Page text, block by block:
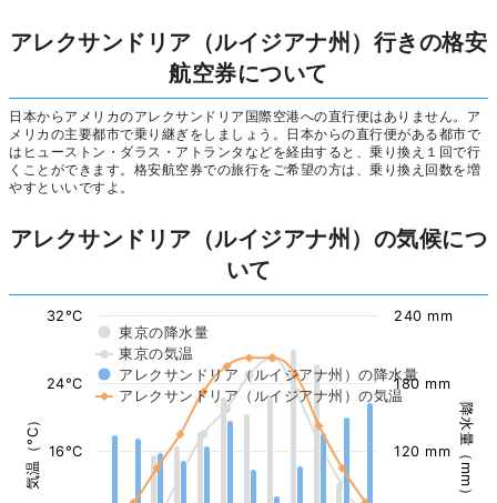
アレクサンドリア（ルイジアナ州）行きの格安
航空券について
日本からアメリカのアレクサンドリア国際空港への直行便はありません。ア
メリカの主要都市で乗り継ぎをしましょう。日本からの直行便がある都市で
はヒューストン・ダラス・アトランタなどを経由すると、乗り換え１回で行
くことができます。格安航空券での旅行をご希望の方は、乗り換え回数を増
やすといいですよ。
アレクサンドリア（ルイジアナ州）の気候につ
いて
気温（°C） 降水量（mm）
東京の降水量
東京の気温
アレクサンドリア（ルイジアナ州）の降水量
アレクサンドリア（ルイジアナ州）の気温
16°C
24°C
32°C
120 mm
180 mm
240 mm